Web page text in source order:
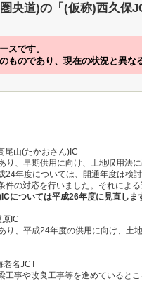
央道)の「(仮称)西久保
スです。
ものであり、現在の状況と異な
尾山(たかおさん)IC
り、早期供用に向け、土地収用法
24年度については、開通年度は検
件の対応を行いました。それによ
については平成26年度に見直しま
IC
り、平成24年度の供用に向け、土
老名JCT
工事や改良工事等を進めていると